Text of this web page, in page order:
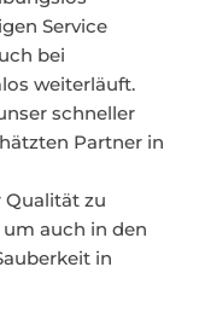
Service
bei
weiterläuft.
schneller
Partner in
zu
um auch in den
in